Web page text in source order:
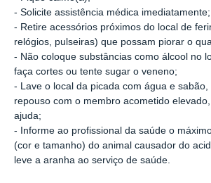
- Solicite assistência médica imediatamente;
- Retire acessórios próximos do local de
relógios, pulseiras) que possam piorar o
- Não coloque substâncias como álcool no
faça cortes ou tente sugar o veneno;
- Lave o local da picada com água e
repouso com o membro acometido
ajuda;
- Informe ao profissional da saúde o
(cor e tamanho) do animal causador do
leve a aranha ao serviço de saúde.